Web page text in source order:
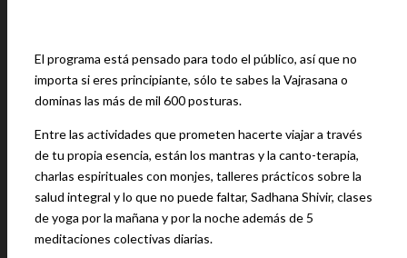
El programa está pensado para todo el público, así que no
importa si eres principiante, sólo te sabes la Vajrasana o
dominas las más de mil 600 posturas.
Entre las actividades que prometen hacerte viajar a través
de tu propia esencia, están los mantras y la canto-terapia,
charlas espirituales con monjes, talleres prácticos sobre la
salud integral y lo que no puede faltar, Sadhana Shivir, clases
de yoga por la mañana y por la noche además de 5
meditaciones colectivas diarias.